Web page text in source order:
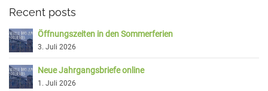
Recent posts
Öffnungszeiten in den Sommerferien
3. Juli 2026
Neue Jahrgangsbriefe online
1. Juli 2026